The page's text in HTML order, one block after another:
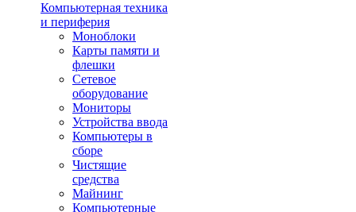
Компьютерная техника
и периферия
Моноблоки
Карты памяти и
флешки
Сетевое
оборудование
Мониторы
Устройства ввода
Компьютеры в
сборе
Чистящие
средства
Майнинг
Компьютерные